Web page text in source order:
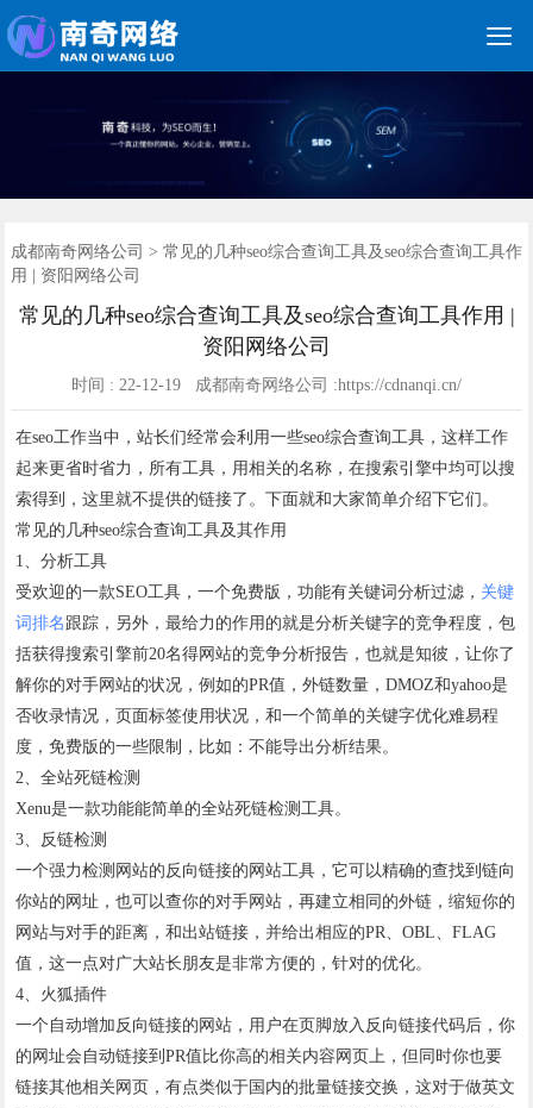

首页
网站建设
网站制作
关键词优化
朋友圈广告
竞价托管
网络营销
网络推广
软件开发
新媒体运营
成都南奇网络公司 > 常见的几种seo综合查询工具及seo综合查询工具作
用 | 资阳网络公司
常见的几种seo综合查询工具及seo综合查询工具作用 |
资阳网络公司
时间 : 22-12-19 成都南奇网络公司 :https://cdnanqi.cn/
在seo工作当中，站长们经常会利用一些seo综合查询工具，这样工作
起来更省时省力，所有工具，用相关的名称，在搜索引擎中均可以搜
索得到，这里就不提供的链接了。下面就和大家简单介绍下它们。
常见的几种seo综合查询工具及其作用
1、分析工具
受欢迎的一款SEO工具，一个免费版，功能有关键词分析过滤， 关键
词排名 跟踪，另外，最给力的作用的就是分析关键字的竞争程度，包
括获得搜索引擎前20名得网站的竞争分析报告，也就是知彼，让你了
解你的对手网站的状况，例如的PR值，外链数量，DMOZ和yahoo是
否收录情况，页面标签使用状况，和一个简单的关键字优化难易程
度，免费版的一些限制，比如：不能导出分析结果。
2、全站死链检测
Xenu是一款功能能简单的全站死链检测工具。
3、反链检测
一个强力检测网站的反向链接的网站工具，它可以精确的查找到链向
你站的网址，也可以查你的对手网站，再建立相同的外链，缩短你的
网站与对手的距离，和出站链接，并给出相应的PR、OBL、FLAG
值，这一点对广大站长朋友是非常方便的，针对的优化。
4、火狐插件
一个自动增加反向链接的网站，用户在页脚放入反向链接代码后，你
的网址会自动链接到PR值比你高的相关内容网页上，但同时你也要
链接其他相关网页，有点类似于国内的批量链接交换，这对于做英文